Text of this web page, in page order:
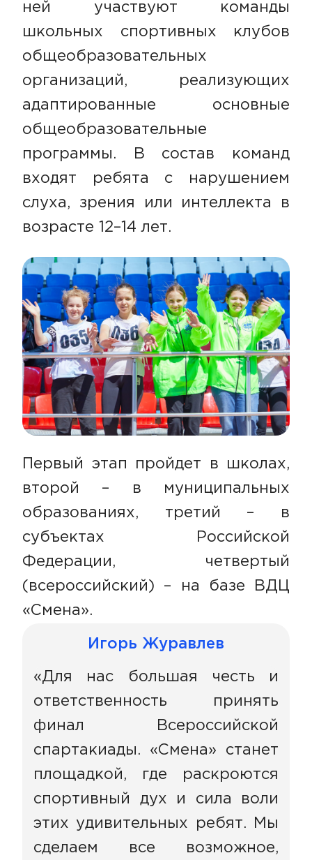
ней участвуют команды
школьных спортивных клубов
общеобразовательных
организаций, реализующих
адаптированные основные
общеобразовательные
программы. В состав команд
входят ребята с нарушением
слуха, зрения или интеллекта в
возрасте 12–14 лет.
Первый этап пройдет в школах,
второй – в муниципальных
образованиях, третий – в
субъектах Российской
Федерации, четвертый
(всероссийский) – на базе ВДЦ
«Смена».
Игорь Журавлев
«Для нас большая честь и
ответственность принять
финал Всероссийской
спартакиады. «Смена» станет
площадкой, где раскроются
спортивный дух и сила воли
этих удивительных ребят. Мы
сделаем все возможное,